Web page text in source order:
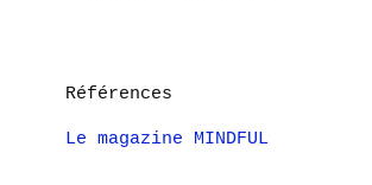
Références
Le magazine MINDFUL